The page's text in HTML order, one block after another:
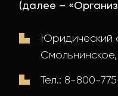
(далее –
Юридический
Смольнинское,
Тел.: 8-800-